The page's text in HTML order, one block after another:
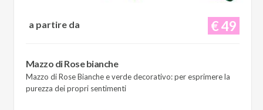
€ 49
a partire da
Mazzo di Rose bianche
Mazzo di Rose Bianche e verde decorativo: per esprimere la
purezza dei propri sentimenti